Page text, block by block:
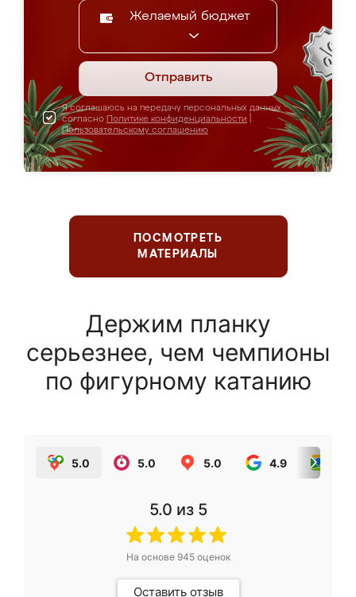
Желаемый бюджет
Отправить
Я соглашаюсь на передачу персональных данных
согласно Политике конфиденциальности
Пользовательскому соглашению
ПОСМОТРЕТЬ
МАТЕРИАЛЫ
Держим планку
серьезнее, чем чемпионы
по фигурному катанию
5.0 5.0 5.0 4.9
5.0 из 5
На основе 945оценок
Оставить отзыв